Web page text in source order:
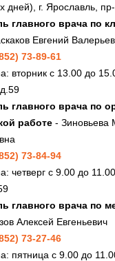
дней), г. Ярославль,
главного врача по
Евгений
73-89-61
вторник с 13.00 до
главного врача по
работе - Зиновьева
73-84-94
четверг с 9.00 до
главного врача по
Алексей Евгеньевич
73-27-46
пятница с 9.00 до